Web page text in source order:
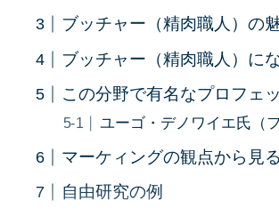
ブッチャー（精肉職人）の
ブッチャー（精肉職人）に
この分野で有名なプロフェ
ユーゴ・デノワイエ氏（
マーケィングの観点から見
自由研究の例